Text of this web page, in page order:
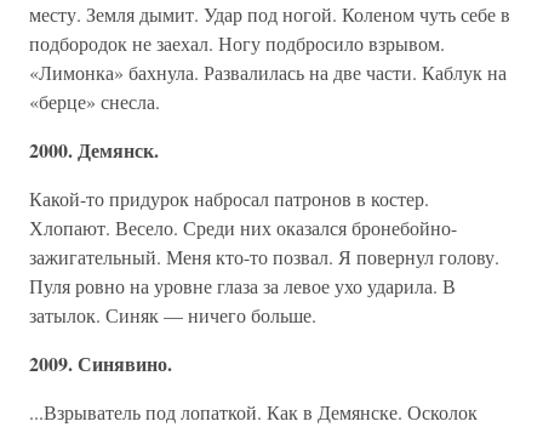
месту. Земля дымит. Удар под ногой. Коленом чуть себе в
подбородок не заехал. Ногу подбросило взрывом.
«Лимонка» бахнула. Развалилась на две части. Каблук на
«берце» снесла.
2000. Демянск.
Какой-то придурок набросал патронов в костер.
Хлопают. Весело. Среди них оказался бронебойно-
зажигательный. Меня кто-то позвал. Я повернул голову.
Пуля ровно на уровне глаза за левое ухо ударила. В
затылок. Синяк — ничего больше.
2009. Синявино.
...Взрыватель под лопаткой. Как в Демянске. Осколок